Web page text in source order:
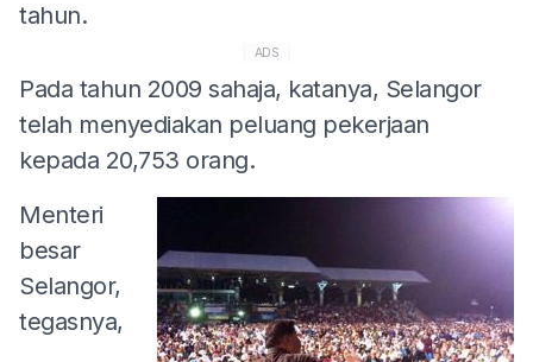
tahun.
ADS
Pada tahun 2009 sahaja, katanya, Selangor
telah menyediakan peluang pekerjaan
kepada 20,753 orang.
Menteri
besar
Selangor,
tegasnya,